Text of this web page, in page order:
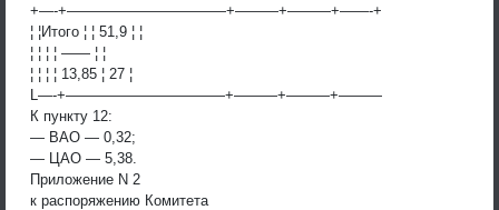
+—-+———————————+———+———+——-+
¦ ¦Итого ¦ ¦ 51,9 ¦ ¦
¦ ¦ ¦ ¦ —— ¦ ¦
¦ ¦ ¦ ¦ 13,85 ¦ 27 ¦
L—-+———————————+———+———+———
К пункту 12:
— ВАО — 0,32;
— ЦАО — 5,38.
Приложение N 2
к распоряжению Комитета